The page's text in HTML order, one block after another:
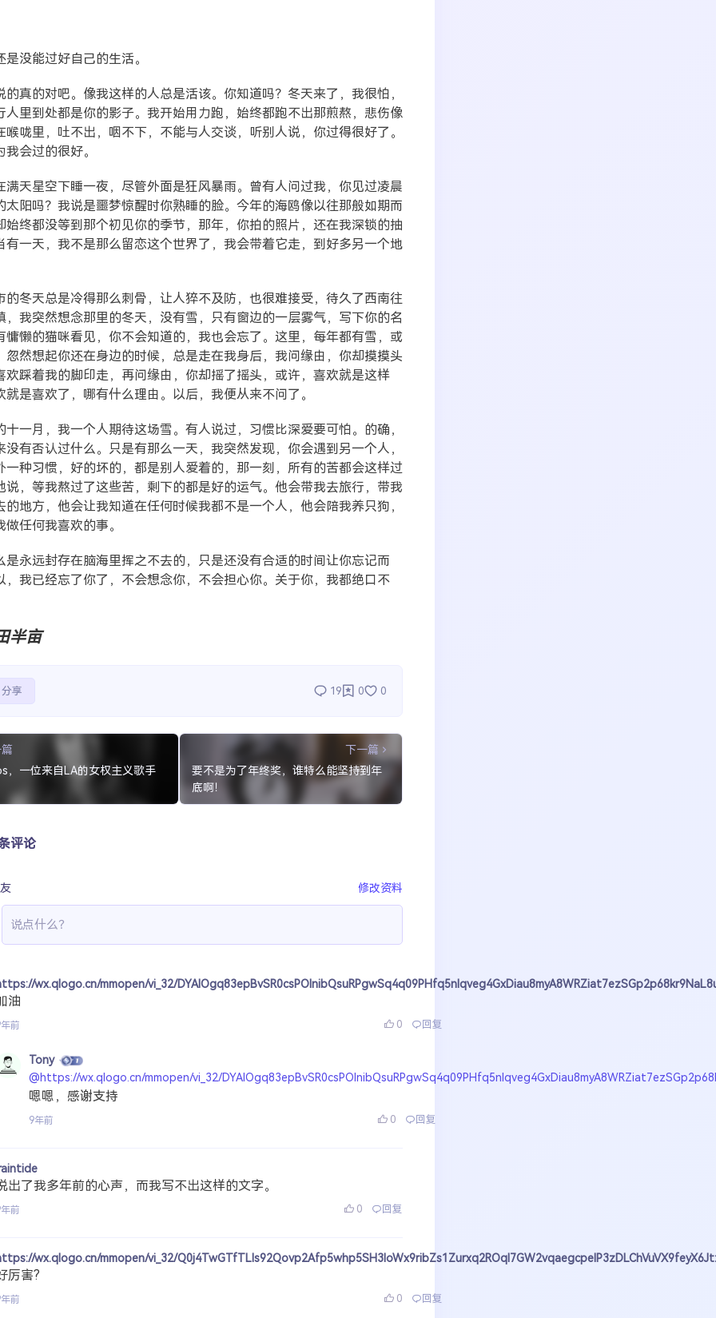
是没能过好自己的生活。
的真的对吧。像我这样的人总是活该。你知道吗？冬天来了，我很怕，
人里到处都是你的影子。我开始用力跑，始终都跑不出那煎熬，悲伤像
喉咙里，吐不出，咽不下，不能与人交谈，听别人说，你过得很好了。
我会过的很好。
满天星空下睡一夜，尽管外面是狂风暴雨。曾有人问过我，你见过凌晨
太阳吗？我说是噩梦惊醒时你熟睡的脸。今年的海鸥像以往那般如期而
始终都没等到那个初见你的季节，那年，你拍的照片，还在我深锁的抽
有一天，我不是那么留恋这个世界了，我会带着它走，到好多另一个地
的冬天总是冷得那么刺骨，让人猝不及防，也很难接受，待久了西南往
，我突然想念那里的冬天，没有雪，只有窗边的一层雾气，写下你的名
慵懒的猫咪看见，你不会知道的，我也会忘了。这里，每年都有雪，或
忽然想起你还在身边的时候，总是走在我身后，我问缘由，你却摸摸头
欢踩着我的脚印走，再问缘由，你却摇了摇头，或许，喜欢就是这样
就是喜欢了，哪有什么理由。以后，我便从来不问了。
十一月，我一个人期待这场雪。有人说过，习惯比深爱要可怕。的确，
没有否认过什么。只是有那么一天，我突然发现，你会遇到另一个人，
一种习惯，好的坏的，都是别人爱着的，那一刻，所有的苦都会这样过
说，等我熬过了这些苦，剩下的都是好的运气。他会带我去旅行，带我
的地方，他会让我知道在任何时候我都不是一个人，他会陪我养只狗，
做任何我喜欢的事。
是永远封存在脑海里挥之不去的，只是还没有合适的时间让你忘记而
，我已经忘了你了，不会想念你，不会担心你。关于你，我都绝口不
半亩
分享 19 0 0
，一位来自LA的女权主义歌手
下一篇
要不是为了年终奖，谁特么能坚持到年
底啊！
评论
修改资料
wx.qlogo.cn/mmopen/vi_32/
油
前 0 回复
Tony
@https://wx.qlogo.cn/mmopen/vi_32/
嗯嗯，感谢支持
9年前 0 回复
出了我多年前的心声，而我写不出这样的文字。
前 0 回复
wx.qlogo.cn/mmopen/vi_32/
厉害?
前 0 回复